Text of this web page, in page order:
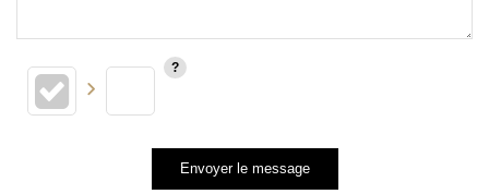
Envoyer le message